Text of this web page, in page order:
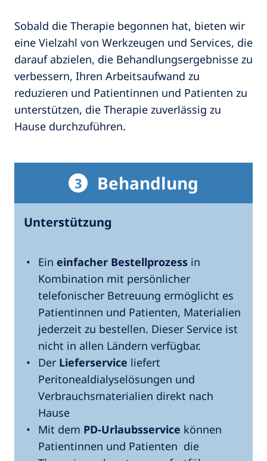
Sobald die Therapie begonnen hat, bieten wir
eine Vielzahl von Werkzeugen und Services, die
darauf abzielen, die Behandlungsergebnisse zu
verbessern, Ihren Arbeitsaufwand zu
reduzieren und Patientinnen und Patienten zu
unterstützen, die Therapie zuverlässig zu
Hause durchzuführen.
3 Behandlung
Unterstützung
Ein einfacher Bestellprozess in
Kombination mit persönlicher
telefonischer Betreuung ermöglicht es
Patientinnen und Patienten, Materialien
jederzeit zu bestellen. Dieser Service ist
nicht in allen Ländern verfügbar.
Der Lieferservice liefert
Peritonealdialyselösungen und
Verbrauchsmaterialien direkt nach
Hause
Mit dem PD-Urlaubsservice können
Patientinnen und Patienten die